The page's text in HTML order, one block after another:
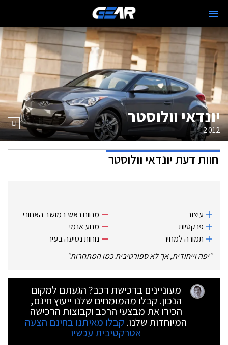
יונדאי וולוסטר
2012
חוות דעתיונדאי וולוסטר
עיצוב
פרקטיות
תמורה למחיר
מרווח ראש במושב האחורי
מנוע אנמי
נוחות נסיעה בעיר
״יפה וייחודית, אך לא ספורטיבית כמו המתחרות״
מעוניינים ברכישת רכב? הגעתם למקום
הנכון. קבלו מהמומחים שלנו ייעוץ חינם,
הכירו את מבצעי הרכב וקבוצות הרכישה
המיוחדות שלנו. קבלו מאיתנו בחינם הצעה
אטרקטיבית עכשיו